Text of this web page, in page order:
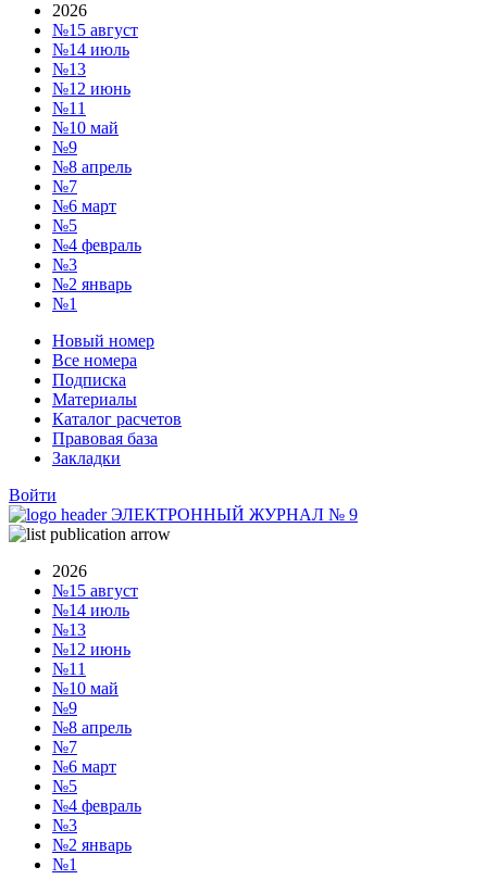
2026
№15 август
№14 июль
№13
№12 июнь
№11
№10 май
№9
№8 апрель
№7
№6 март
№5
№4 февраль
№3
№2 январь
№1
Новый номер
Все номера
Подписка
Материалы
Каталог расчетов
Правовая база
Закладки
Войти
ЭЛЕКТРОННЫЙ ЖУРНАЛ № 9
2026
№15 август
№14 июль
№13
№12 июнь
№11
№10 май
№9
№8 апрель
№7
№6 март
№5
№4 февраль
№3
№2 январь
№1